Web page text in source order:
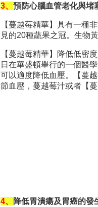
3、 預防心腦血管老化與堵
【蔓越莓精華】具有一種
見的20種蔬果之冠。生物
【蔓越莓精華】降低低密
日在華盛頓舉行的一個醫
可以適度降低血壓。【蔓
節血壓，蔓越莓汁或者【
4、 降低胃潰瘍及胃癌的發